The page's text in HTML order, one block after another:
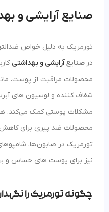
صنایع آرایشی و
تورمریک به دلیل خواص
در صنایعآرایشی و بهداشتی
محصولات مراقبت از پوست،
شفاف‌ کننده و لوسیون‌ های
مشکلات پوستی کمک می‌کند.
محصولات ضد پیری برای
تورمریک در صابون‌ها،
نیز برای پوست‌ های حساس و
چگونه تورمریک را